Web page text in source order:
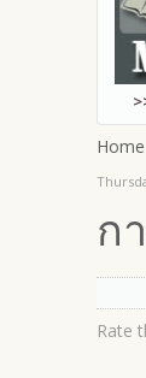
Home
ก
Rate